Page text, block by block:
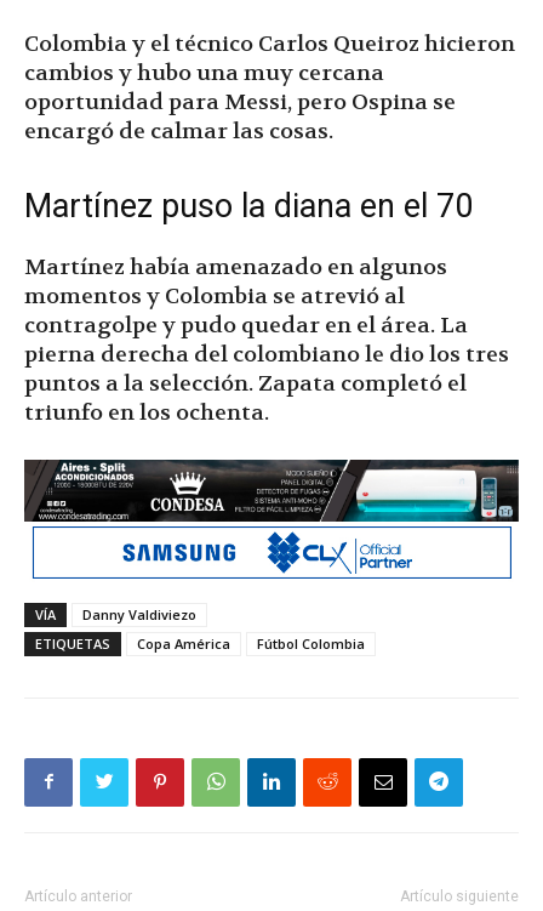
Colombia y el técnico Carlos Queiroz hicieron
cambios y hubo una muy cercana
oportunidad para Messi, pero Ospina se
encargó de calmar las cosas.
Martínez puso la diana en el 70
Martínez había amenazado en algunos
momentos y Colombia se atrevió al
contragolpe y pudo quedar en el área. La
pierna derecha del colombiano le dio los tres
puntos a la selección. Zapata completó el
triunfo en los ochenta.
VÍA
Danny Valdiviezo
ETIQUETAS
Copa América Fútbol Colombia
Artículo anterior Artículo siguiente